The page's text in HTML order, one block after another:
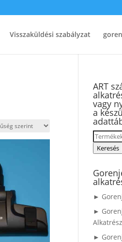
Visszaküldési szabályzat
ART
vagy
a
Keresés
a Keresés
►
►
►